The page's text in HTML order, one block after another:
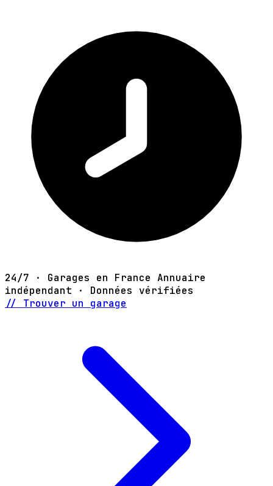
24/7 · Garages en France Annuaire
indépendant · Données vérifiées
// Trouver un garage